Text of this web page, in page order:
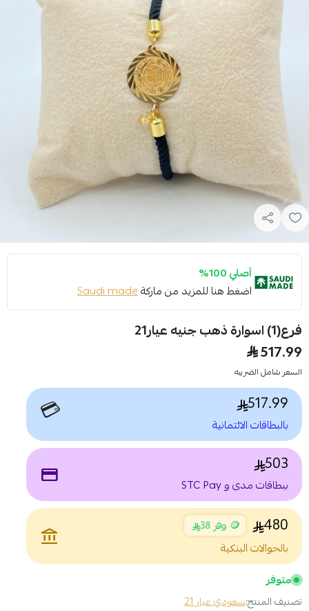
أصلي 100%
اضغط هنا للمزيد من ماركةSaudi made
فرع(1) اسوارة ذهب جنيه عيار21
517.99
السعر شامل الضريبه
517.99
بالبطاقات الائتمانية 💳
503
ببطاقات مدى و STC Pay payment
480 🪙 وفر 38
بالحوالات البنكية
account_balance
متوفر
تصنيف المنتج:سعودي عيار 21